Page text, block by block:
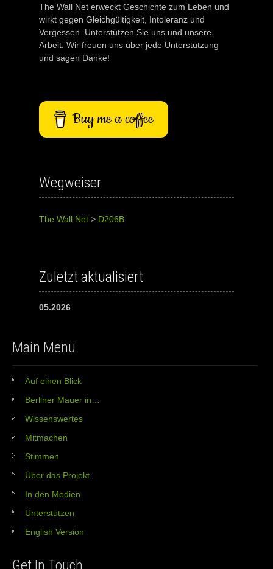
The Wall Net erweckt Geschichte zum Leben und
wirkt gegen Gleichgültigkeit, Intoleranz und
Vergessen. Unterstützen Sie uns und unsere
Arbeit. Wir freuen uns über jede Unterstützung
und sagen Danke!
Buy me a coffee
Wegweiser
The Wall Net > D206B
Zuletzt aktualisiert
05.2026
Main Menu
Auf einen Blick
Berliner Mauer in…
Wissenswertes
Mitmachen
Stimmen
Über das Projekt
In den Medien
Unterstützen
English Version
Get In Touch